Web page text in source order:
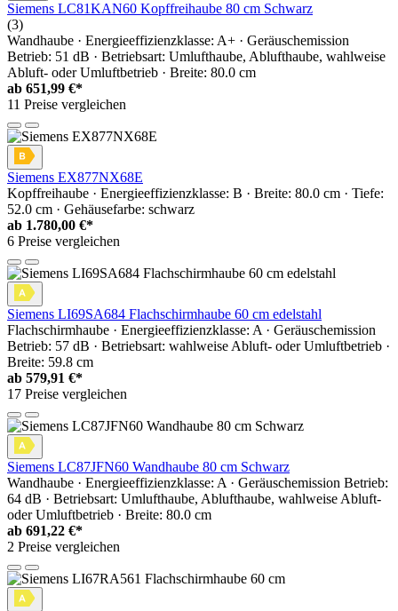
Siemens LC81KAN60 Kopffreihaube 80 cm Schwarz
(3)
Wandhaube · Energieeffizienzklasse: A+ · Geräuschemission
Betrieb: 51 dB · Betriebsart: Umlufthaube, Ablufthaube, wahlweise
Abluft- oder Umluftbetrieb · Breite: 80.0 cm
ab 651,99 €*
11 Preise vergleichen
Siemens EX877NX68E
Kopffreihaube · Energieeffizienzklasse: B · Breite: 80.0 cm · Tiefe:
52.0 cm · Gehäusefarbe: schwarz
ab 1.780,00 €*
6 Preise vergleichen
Siemens LI69SA684 Flachschirmhaube 60 cm edelstahl
Flachschirmhaube · Energieeffizienzklasse: A · Geräuschemission
Betrieb: 57 dB · Betriebsart: wahlweise Abluft- oder Umluftbetrieb ·
Breite: 59.8 cm
ab 579,91 €*
17 Preise vergleichen
Siemens LC87JFN60 Wandhaube 80 cm Schwarz
Wandhaube · Energieeffizienzklasse: A · Geräuschemission Betrieb:
64 dB · Betriebsart: Umlufthaube, Ablufthaube, wahlweise Abluft-
oder Umluftbetrieb · Breite: 80.0 cm
ab 691,22 €*
2 Preise vergleichen